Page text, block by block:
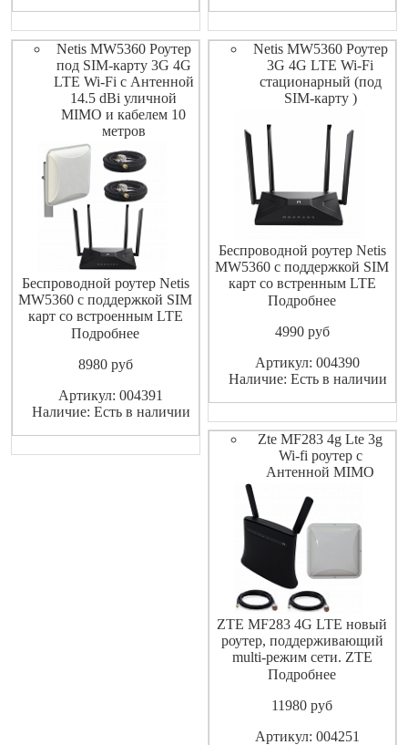
Netis MW5360 Роутер
под SIM-карту 3G 4G
LTE Wi-Fi с Антенной
14.5 dBi уличной
MIMO и кабелем 10
метров
Беспроводной роутер Netis
MW5360 с поддержкой SIM
карт со встроенным LTE
3G/4G модемом cat 4
сети интернет не только по
провайдера, но по сети GSM
LTE 3G/4G. Роутер оснащен
Подробнее
8980pуб
Артикул: 004391
Наличие: Есть в наличии
Netis MW5360 Роутер
3G 4G LTE Wi-Fi
стационарный (под
SIM-карту )
Беспроводной роутер Netis
MW5360 с поддержкой SIM
карт со встренным LTE
3G/4G модемом cat 4
сети интерент не только по
провайдра, но по LTE 3G/4G.
Роутер оснащен двумя
Подробнее
4990pуб
Артикул: 004390
Наличие: Есть в наличии
Zte MF283 4g Lte 3g
Wi-fi роутер с
Антенной MIMO
ZTE MF283 4G LTE новый
роутер, поддерживающий
multi-режим сети. ZTE
MF283 может поддерживать
одновременно. ZTE MF283
может достичь пиковой
Подробнее
11980 pуб
Артикул: 004251